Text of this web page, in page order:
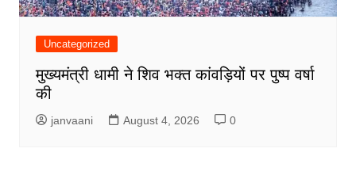
Uncategorized
मुख्यमंत्री धामी ने शिव भक्त कांवड़ियों पर पुष्प वर्षा
की
janvaani August 4, 2026 0